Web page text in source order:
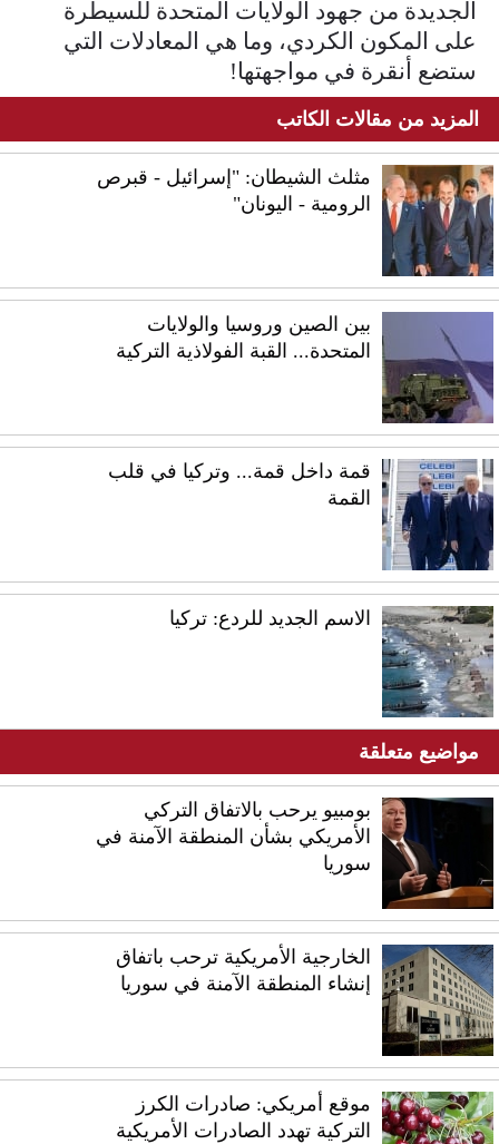
الجديدة من جهود الولايات المتحدة للسيطرة
على المكون الكردي، وما هي المعادلات التي
ستضع أنقرة في مواجهتها!
المزيد من مقالات الكاتب
مثلث الشيطان: "إسرائيل - قبرص
الرومية - اليونان"
بين الصين وروسيا والولايات
المتحدة... القبة الفولاذية التركية
قمة داخل قمة... وتركيا في قلب
القمة
الاسم الجديد للردع: تركيا
مواضيع متعلقة
بومبيو يرحب بالاتفاق التركي
الأمريكي بشأن المنطقة الآمنة في
سوريا
الخارجية الأمريكية ترحب باتفاق
إنشاء المنطقة الآمنة في سوريا
موقع أمريكي: صادرات الكرز
التركية تهدد الصادرات الأمريكية